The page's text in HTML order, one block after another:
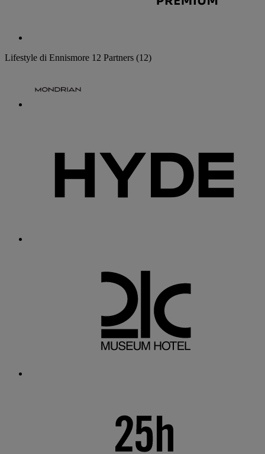
Lifestyle di Ennismore 12 Partners (12)